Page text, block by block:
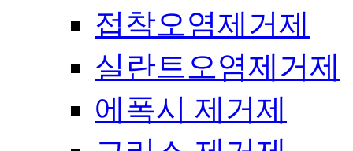
접착오염제거제
실란트오염제거제
에폭시 제거제